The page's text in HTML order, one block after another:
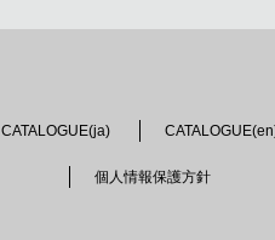
CATALOGUE(ja)
個人情報保護方針